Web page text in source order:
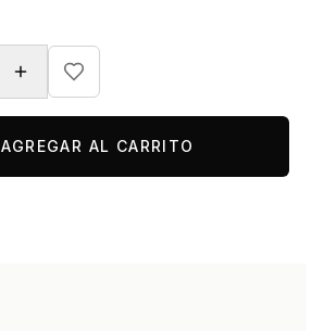
AGREGAR AL CARRITO